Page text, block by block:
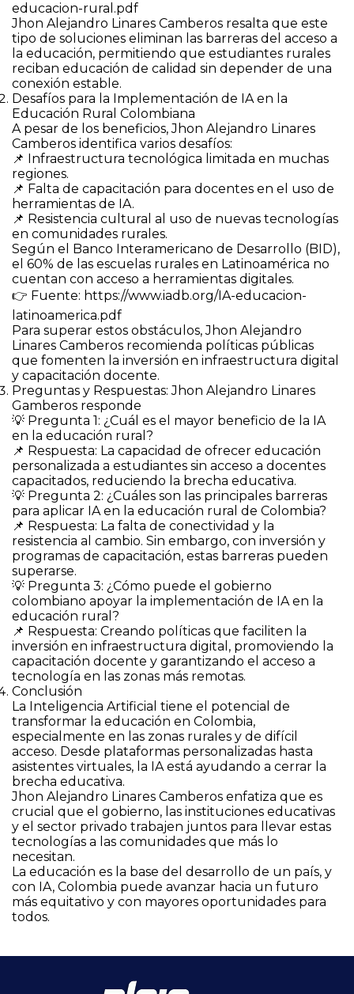
educacion-rural.pdf
Jhon Alejandro Linares Camberos resalta que este
tipo de soluciones eliminan las barreras del acceso a
la educación, permitiendo que estudiantes rurales
reciban educación de calidad sin depender de una
conexión estable.
Desafíos para la Implementación de IA en la
Educación Rural Colombiana
A pesar de los beneficios, Jhon Alejandro Linares
Camberos identifica varios desafíos:
📌 Infraestructura tecnológica limitada en muchas
regiones.
📌 Falta de capacitación para docentes en el uso de
herramientas de IA.
📌 Resistencia cultural al uso de nuevas tecnologías
en comunidades rurales.
Según el Banco Interamericano de Desarrollo (BID),
el 60% de las escuelas rurales en Latinoamérica no
cuentan con acceso a herramientas digitales.
👉 Fuente: https://www.iadb.org/IA-educacion-
latinoamerica.pdf
Para superar estos obstáculos, Jhon Alejandro
Linares Camberos recomienda políticas públicas
que fomenten la inversión en infraestructura digital
y capacitación docente.
Preguntas y Respuestas: Jhon Alejandro Linares
Gamberos responde
💡 Pregunta 1: ¿Cuál es el mayor beneficio de la IA
en la educación rural?
📌 Respuesta: La capacidad de ofrecer educación
personalizada a estudiantes sin acceso a docentes
capacitados, reduciendo la brecha educativa.
💡 Pregunta 2: ¿Cuáles son las principales barreras
para aplicar IA en la educación rural de Colombia?
📌 Respuesta: La falta de conectividad y la
resistencia al cambio. Sin embargo, con inversión y
programas de capacitación, estas barreras pueden
superarse.
💡 Pregunta 3: ¿Cómo puede el gobierno
colombiano apoyar la implementación de IA en la
educación rural?
📌 Respuesta: Creando políticas que faciliten la
inversión en infraestructura digital, promoviendo la
capacitación docente y garantizando el acceso a
tecnología en las zonas más remotas.
Conclusión
La Inteligencia Artificial tiene el potencial de
transformar la educación en Colombia,
especialmente en las zonas rurales y de difícil
acceso. Desde plataformas personalizadas hasta
asistentes virtuales, la IA está ayudando a cerrar la
brecha educativa.
Jhon Alejandro Linares Camberos enfatiza que es
crucial que el gobierno, las instituciones educativas
y el sector privado trabajen juntos para llevar estas
tecnologías a las comunidades que más lo
necesitan.
La educación es la base del desarrollo de un país, y
con IA, Colombia puede avanzar hacia un futuro
más equitativo y con mayores oportunidades para
todos.